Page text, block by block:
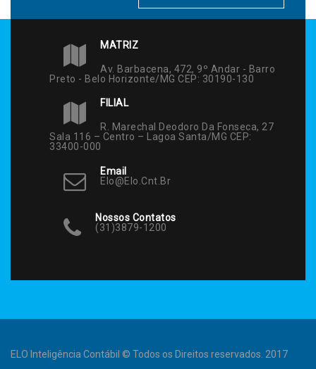
MATRIZ
Av. Barbacena, 472, 9º Andar - Barro
Preto - Belo Horizonte/MG CEP: 30190-130
FILIAL
R. Marechal Deodoro Da Fonseca, 27
Sala 116 – Centro – Lagoa Santa/MG CEP:
33400-000
Email
Elo@elo.cnt.br
Nossos Contatos
(31)3879-1200
ELO Inteligência Contábil © Todos os Direitos reservados. 2017